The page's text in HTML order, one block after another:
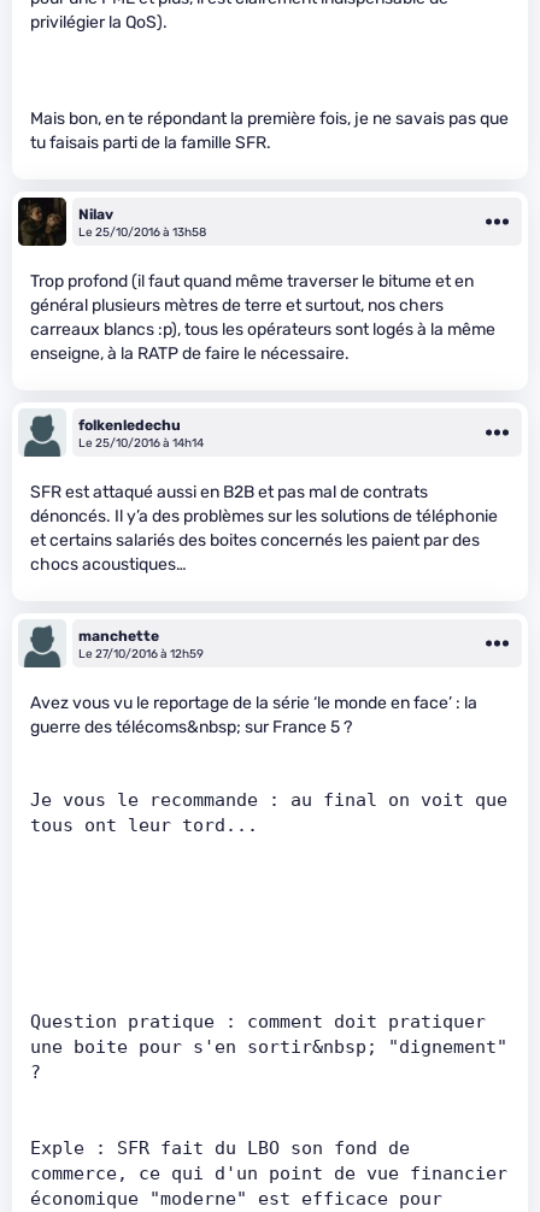
privilégier la QoS).
Mais bon, en te répondant la première fois, je ne savais pas que
tu faisais parti de la famille SFR.
Nilav
Le 25/10/2016 à 13h58
Trop profond (il faut quand même traverser le bitume et en
général plusieurs mètres de terre et surtout, nos chers
carreaux blancs :p), tous les opérateurs sont logés à la même
enseigne, à la RATP de faire le nécessaire.
folkenledechu
Le 25/10/2016 à 14h14
SFR est attaqué aussi en B2B et pas mal de contrats
dénoncés. Il y’a des problèmes sur les solutions de téléphonie
et certains salariés des boites concernés les paient par des
chocs acoustiques…
manchette
Le 27/10/2016 à 12h59
Avez vous vu le reportage de la série ‘le monde en face’ : la
guerre des télécoms&nbsp; sur France 5 ?
Je vous le recommande : au final on voit que
tous ont leur tord...
Question pratique : comment doit pratiquer
une boite pour s'en sortir&nbsp; "dignement"
?
Exple : SFR fait du LBO son fond de
commerce, ce qui d'un point de vue financier
économique "moderne" est efficace pour